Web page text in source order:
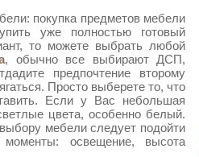
покупка предметов мебели
уже полностью готовый
то можете выбрать любой
, обычно все выбирают ДСП,
предпочтение второму
Просто выберете то, что
Если у Вас небольшая
цвета, особенно белый.
мебели следует подойти
моменты: освещение, высота